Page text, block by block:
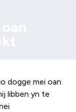
dogge mei oan
libben yn te